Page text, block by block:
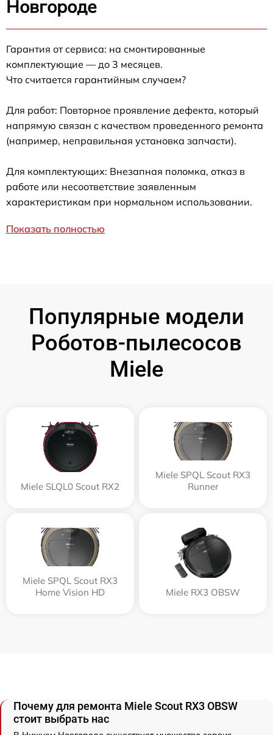
Новгороде
Гарантия от сервиса: на смонтированные
комплектующие — до 3 месяцев.
Что считается гарантийным случаем?
Для работ: Повторное проявление дефекта, который
напрямую связан с качеством проведенного ремонта
(например, неправильная установка запчасти).
Для комплектующих: Внезапная поломка, отказ в
работе или несоответствие заявленным
характеристикам при нормальном использовании.
Показать полностью
Популярные модели
Роботов-пылесосов
Miele
Miele SLQL0 Scout RX2
Miele SPQL Scout RX3
Runner
Miele SPQL Scout RX3
Home Vision HD
Miele RX3 OBSW
Почему для ремонта Miele Scout RX3 OBSW
стоит выбрать нас